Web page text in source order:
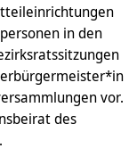
in den
vor.
des